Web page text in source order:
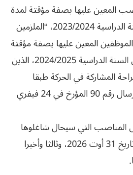
المعين عليها بصفة مؤقتة لمدة
ثلاث سنوات خلال السنة الدراسية 2023/2024، “الملزمين
المعين عليها بصفة مؤقتة
لمدة ثلاث سنوات خلال السنة الدراسية 2024/2025، الذين
المشاركة في الحركة طبقا
للترتيبات الواردة في الإرسال رقم 90 المؤرخ في 24 فيفري
المناصب التي سيحال شاغلوها
على التقاعد ابتداء من تاريخ 31 أوت 2026، وثالثا وأخيرا